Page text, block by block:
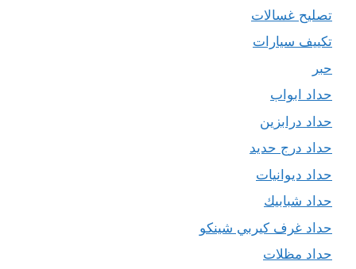
تصليح غسالات
تكييف سيارات
حبر
حداد ابواب
حداد درابزين
حداد درج حديد
حداد ديوانيات
حداد شبابيك
حداد غرف كيربي شينكو
حداد مظلات